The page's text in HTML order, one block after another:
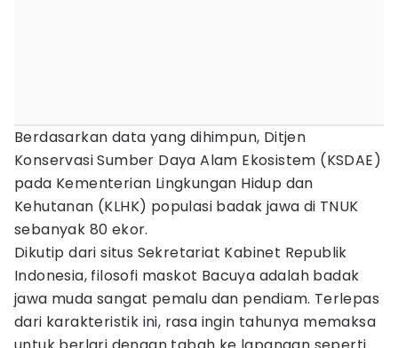
Berdasarkan data yang dihimpun, Ditjen
Konservasi Sumber Daya Alam Ekosistem (KSDAE)
pada Kementerian Lingkungan Hidup dan
Kehutanan (KLHK) populasi badak jawa di TNUK
sebanyak 80 ekor.
Dikutip dari situs Sekretariat Kabinet Republik
Indonesia, filosofi maskot Bacuya adalah badak
jawa muda sangat pemalu dan pendiam. Terlepas
dari karakteristik ini, rasa ingin tahunya memaksa